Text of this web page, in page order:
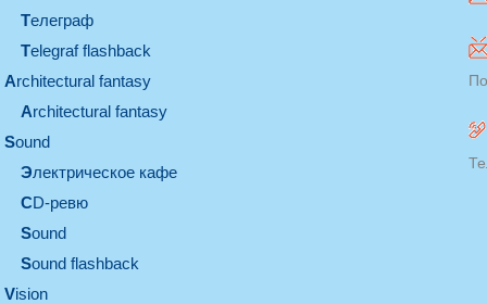
телеграф
Telegraf flashback
architectural fantasy
architectural fantasy
sound
электрическое кафе
CD-ревю
sound
Sound flashback
vision